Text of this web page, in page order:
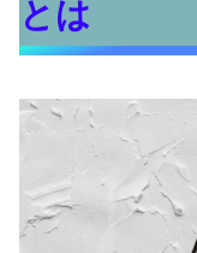
とは